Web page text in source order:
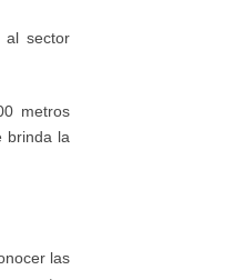
al sector
metros
brinda la
las